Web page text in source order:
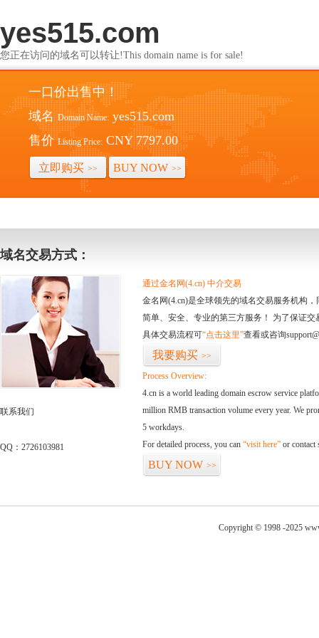
yes515.com
您正在访问的域名可以转让!This domain name is for sale!
一口价出售中！
域名 Domain Name: yes515.com
售价 Listing Price: CNY 7797.00
立即购买 >> BUY NOW >>
域名交易方式：
联系我们
QQ：2726103981
通过金名网(4.cn) 中介交易
金名网(4.cn)是全球领先的域名交易服务机构
简单、安全、专业的第三方服务！ 为了保证
具体交易流程可“点击这里”查看或咨询
我要购买 >>
Process Overview:
4.cn is a world leading domain escrow service
million RMB transaction volume every year. We
5 workdays.
For detailed process, you can “visit here” or contact
BUY NOW >>
Copyright © 1998 -2025